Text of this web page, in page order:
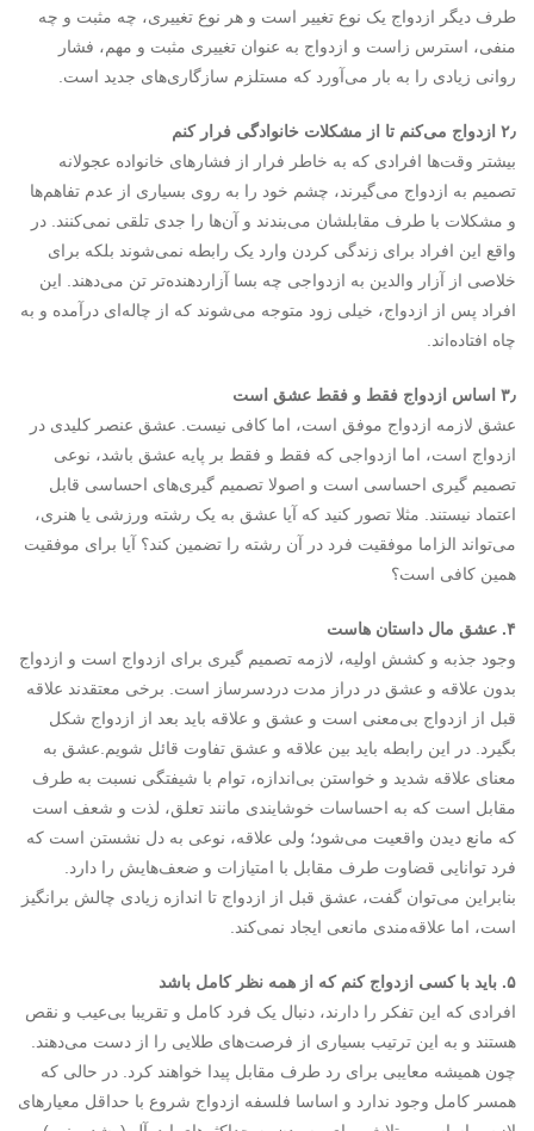
طرف دیگر ازدواج یک نوع تغییر است و هر نوع تغییری، چه مثبت و چه
منفی، استرس زاست و ازدواج به عنوان تغییری مثبت و مهم، فشار
روانی زیادی را به بار می‌آورد که مستلزم سازگاری‌های جدید است.
۲٫ ازدواج می‌کنم تا از مشکلات خانوادگی فرار کنم
بیشتر وقت‌ها افرادی که به خاطر فرار از فشارهای خانواده عجولانه
تصمیم به ازدواج می‌گیرند، چشم خود را به روی بسیاری از عدم تفاهم‌ها
و مشکلات با طرف مقابلشان می‌بندند و آن‌ها را جدی تلقی نمی‌کنند. در
واقع این افراد برای زندگی کردن وارد یک رابطه نمی‌شوند بلکه برای
خلاصی از آزار والدین به ازدواجی چه بسا آزاردهنده‌تر تن می‌دهند. این
افراد پس از ازدواج، خیلی زود متوجه می‌شوند که از چاله‌ای درآمده و به
چاه افتاده‌اند.
۳٫ اساس ازدواج فقط و فقط عشق است
عشق لازمه­ ازدواج موفق است، اما کافی نیست. عشق عنصر کلیدی در
ازدواج است، اما ازدواجی که فقط و فقط بر پایه عشق باشد، نوعی
تصمیم گیری احساسی است و اصولا تصمیم ­گیری‌های احساسی قابل
اعتماد نیستند. مثلا تصور کنید که آیا عشق به یک رشته ورزشی یا هنری،
می‌تواند الزاما موفقیت فرد در آن رشته را تضمین کند؟ آیا برای موفقیت
همین کافی است؟
۴. عشق مال داستان هاست
وجود جذبه و کشش اولیه، لازمه تصمیم­ گیری برای ازدواج است و ازدواج
بدون علاقه و عشق در دراز مدت دردسرساز است. برخی معتقدند علاقه
قبل از ازدواج بی‌معنی است و عشق و علاقه باید بعد از ازدواج شکل
بگیرد. در این رابطه باید بین علاقه و عشق تفاوت قائل شویم.عشق به
معنای علاقه شدید و خواستن بی‌اندازه، توام با شیفتگی نسبت به طرف
مقابل است که به احساسات خوشایندی مانند تعلق، لذت و شعف است
که مانع دیدن واقعیت می‌شود؛ ولی علاقه، نوعی به دل نشستن است که
فرد توانایی قضاوت طرف مقابل با امتیازات و ضعف‌هایش را دارد.
بنابراین می‌توان گفت، عشق قبل از ازدواج تا اندازه زیادی چالش برانگیز
است، اما علاقه‌مندی مانعی ایجاد نمی‌کند.
۵. باید با کسی ازدواج کنم که از همه نظر کامل باشد
افرادی که این تفکر را دارند، دنبال یک فرد کامل و تقریبا بی‌عیب و نقص
هستند و به این ترتیب بسیاری از فرصت‌های طلایی را از دست می‌دهند.
چون همیشه معایبی برای رد طرف مقابل پیدا خواهند کرد. در حالی­ که
همسر کامل وجود ندارد و اساسا فلسفه ازدواج شروع با حداقل معیارهای